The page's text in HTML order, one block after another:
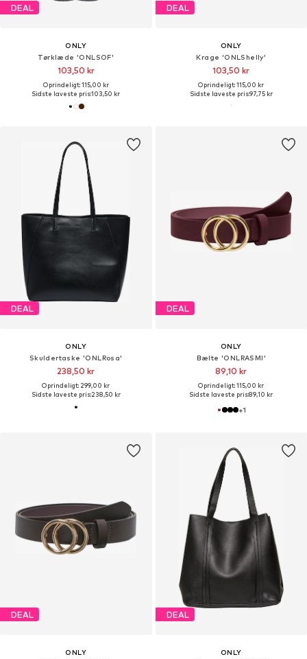
DEAL
ONLY
Tørklæde 'ONLSOF'
103,50 kr
Oprindeligt: 115,00 kr
Sidste laveste pris:103,50 kr
DEAL
ONLY
Krage 'ONLShelly'
103,50 kr
Oprindeligt: 115,00 kr
Sidste laveste pris:97,75 kr
DEAL
ONLY
Skuldertaske 'ONLRosa'
238,50 kr
Oprindeligt: 299,00 kr
Sidste laveste pris:238,50 kr
DEAL
ONLY
Bælte 'ONLRASMI'
89,10 kr
Oprindeligt: 115,00 kr
Sidste laveste pris:89,10 kr
+1
DEAL
ONLY
DEAL
ONLY